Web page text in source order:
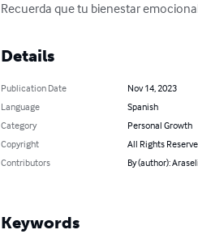
Recuerda que tu bienestar
Details
Publication Date
Nov 14, 2023
Language
Spanish
Category
Personal Growth
Copyright
All Rights
Contributors
By (author):
Keywords